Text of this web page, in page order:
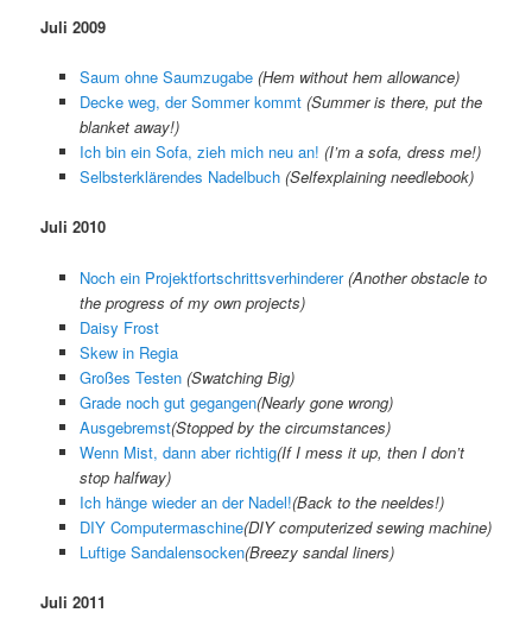
Juli 2009
Saum ohne Saumzugabe (Hem without hem allowance)
Decke weg, der Sommer kommt (Summer is there, put the
blanket away!)
Ich bin ein Sofa, zieh mich neu an! (I’m a sofa, dress me!)
Selbsterklärendes Nadelbuch (Selfexplaining needlebook)
Juli 2010
Noch ein Projektfortschrittsverhinderer(Another obstacle to
the progress of my own projects)
Daisy Frost
Skew in Regia
Großes Testen(Swatching Big)
Grade noch gut gegangen(Nearly gone wrong)
Ausgebremst(Stopped by the circumstances)
Wenn Mist, dann aber richtig(If I mess it up, then I don’t
stop halfway)
Ich hänge wieder an der Nadel!(Back to the neeldes!)
DIY Computermaschine(DIY computerized sewing machine)
Luftige Sandalensocken(Breezy sandal liners)
Juli 2011